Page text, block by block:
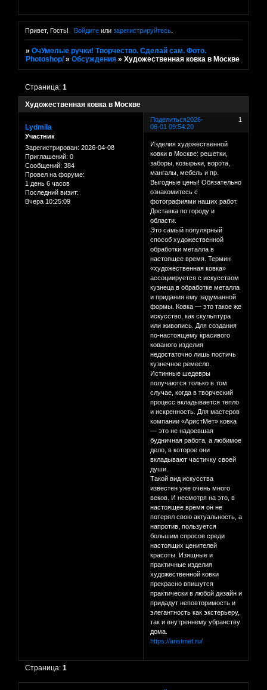
Привет, Гость! Войдитеили зарегистрируйтесь.
»ОчУмелые ручки! Творчество. Сделай сам. Фото.
Photoshop/ »Обсуждения »Художественная ковка в Москве
Художественная ковка в Москве
Страница:1
Поделиться 1
2026-
06-01 09:54:20
Lydmila
Участник
Зарегистрирован: 2026-04-08
Приглашений: 0
Сообщений: 384
Провел на форуме:
1 день 6 часов
Последний визит:
Вчера 10:25:09
Изделия художественной
ковки в Москве: решетки,
заборы, козырьки, ворота,
мангалы, мебель и пр.
Выгодные цены! Обязательно
ознакомитесь с
фотографиями наших работ.
Доставка по городу и
области.
Это самый популярный
способ художественной
обработки металла в
настоящее время. Термин
«художественная ковка»
ассоциируется с искусством
кузнеца в обработке металла
и придания ему задуманной
формы. Ковка — это такое же
искусство, как скульптура
или живопись. Для создания
по-настоящему красивого
кованого изделия
недостаточно лишь постичь
кузнечное ремесло.
Истинные шедевры
получаются только в том
случае, когда в творческий
процесс вкладывается тепло
и искренность. Для мастеров
компании «АристМет» ковка
— это не надоевшая
будничная работа, а любимое
дело, в которое они
вкладывают частичку своей
души.
Такой вид искусства
известен уже очень много
веков. И несмотря на это, в
настоящее время он не
потерял свою актуальность, а
напротив, пользуется
большим спросов среди
настоящих ценителей
красоты. Изящные и
практичные изделия
художественной ковки
прекрасно впишутся
практически в любой дизайн и
придадут неповторимость и
элегантность как экстерьеру,
так и внутреннему убранству
дома.
https://aristmet.ru/
Страница:1